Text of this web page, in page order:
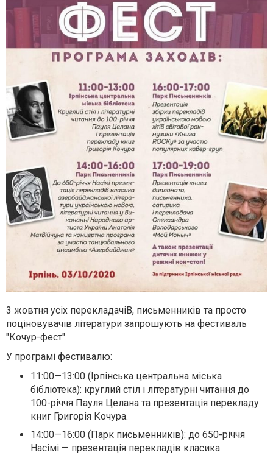
3 жовтня усіх перекладачіВ, письменників та просто
поціновувачів літератури запрошують на фестиваль
"Кочур-фест".
У програмі фестивалю:
11:00—13:00 (Ірпінська центральна міська
бібліотека): круглий стіл і літературні читання до
100-річчя Пауля Целана та презентація перекладу
книг Григорія Кочура.
14:00—16:00 (Парк письменників): до 650-річчя
Насімі — презентація перекладів класика